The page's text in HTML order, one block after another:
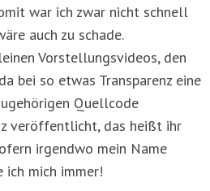
war ich zwar nicht schnell
auch zu schade.
Vorstellungsvideos, den
bei so etwas Transparenz eine
Quellcode
veröffentlicht, das heißt ihr
irgendwo mein Name
ich mich immer!